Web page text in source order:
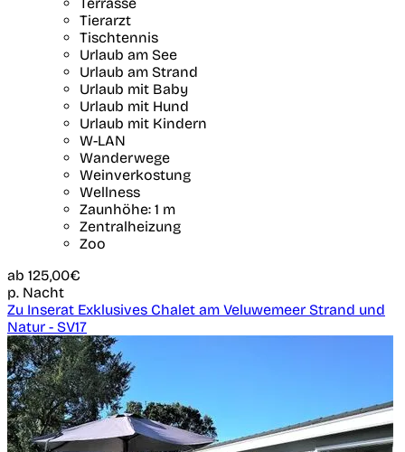
Tierarzt
Tischtennis
Urlaub am See
Urlaub am Strand
Urlaub mit Baby
Urlaub mit Hund
Urlaub mit Kindern
W-LAN
Wanderwege
Weinverkostung
Wellness
Zaunhöhe: 1 m
Zentralheizung
Zoo
ab 125,00€
p. Nacht
Zu Inserat Exklusives Chalet am Veluwemeer Strand und
Natur - SV17